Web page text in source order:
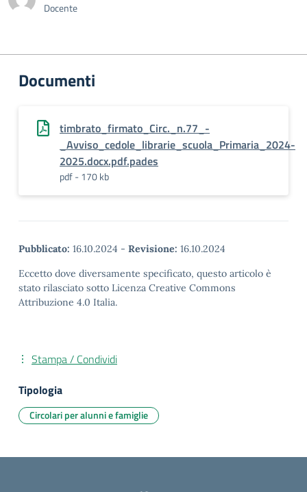
Docente
Documenti
timbrato_firmato_Circ._n.77_-
_Avviso_cedole_librarie_scuola_Primaria_2024-
2025.docx.pdf.pades
pdf - 170 kb
Pubblicato: 16.10.2024 - Revisione: 16.10.2024
Eccetto dove diversamente specificato, questo articolo è
stato rilasciato sotto Licenza Creative Commons
Attribuzione 4.0 Italia.
Stampa / Condividi
Tipologia
Circolari per alunni e famiglie